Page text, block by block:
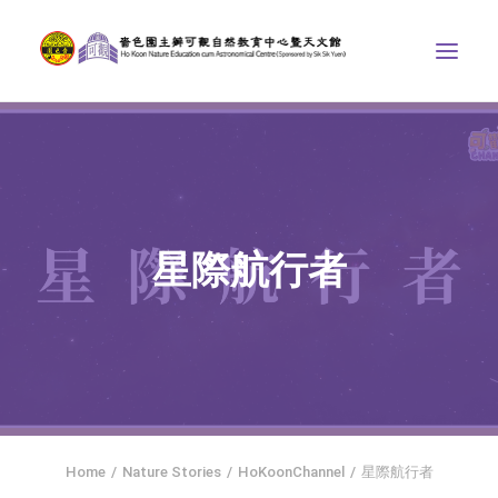
STORIES OF NATURE
COMPETITIONS/PROJECTS
HOME
SOCIAL MEDIA
星際航行者
Home Nature Stories HoKoonChannel 星際航行者